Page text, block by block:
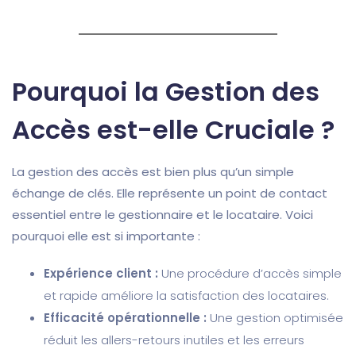
Pourquoi la Gestion des
Accès est-elle Cruciale ?
La gestion des accès est bien plus qu’un simple
échange de clés. Elle représente un point de contact
essentiel entre le gestionnaire et le locataire. Voici
pourquoi elle est si importante :
Expérience client : Une procédure d’accès simple
et rapide améliore la satisfaction des locataires.
Efficacité opérationnelle : Une gestion optimisée
réduit les allers-retours inutiles et les erreurs